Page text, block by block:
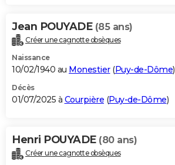
Jean POUYADE (85 ans)
Créer une cagnotte obsèques
Naissance
10/02/1940 au Monestier(Puy-de-Dôme)
Décès
01/07/2025 à Courpière (Puy-de-Dôme)
Henri POUYADE (80 ans)
Créer une cagnotte obsèques